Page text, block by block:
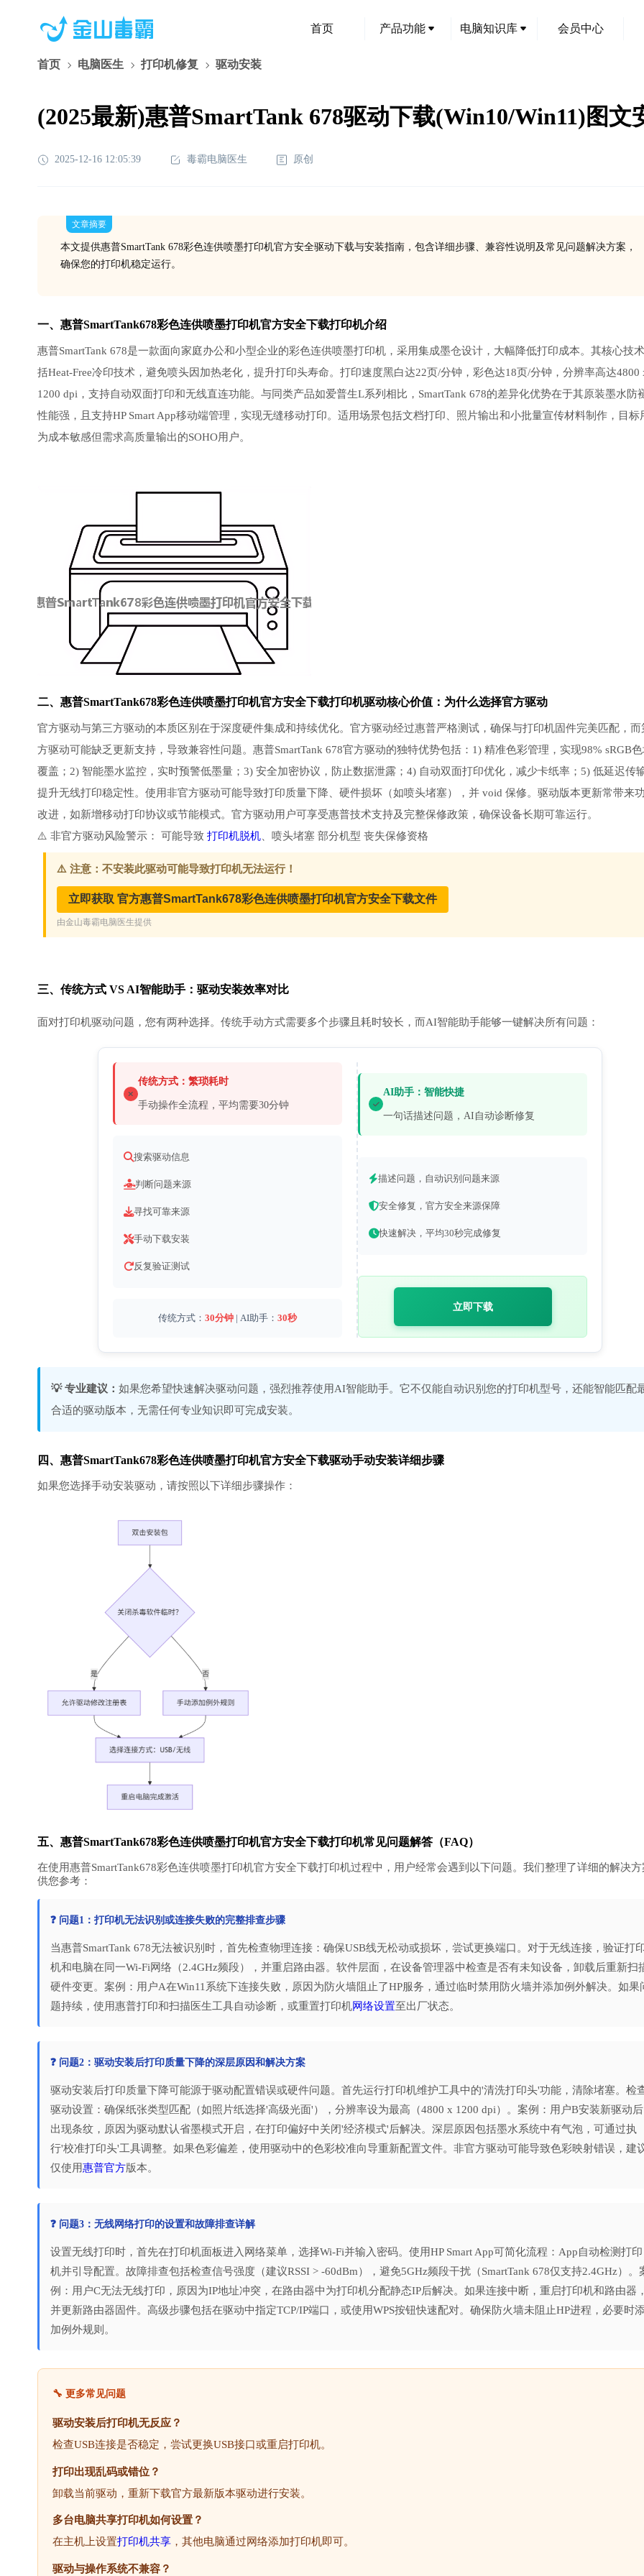
首页 产品功能 电脑知识库 会员中心
首页 电脑医生 打印机修复 驱动安装
(2025最新)惠普SmartTank 678驱动下载(Win10/Win11)图文
2025-12-16 12:05:39 毒霸电脑医生 原创
文章摘要
本文提供惠普SmartTank 678彩色连供喷墨打印机官方安全驱动下载与安装指南，包含详细步骤、兼容性说明及常见问题解决方案，
确保您的打印机稳定运行。
一、惠普SmartTank678彩色连供喷墨打印机官方安全下载打印机介绍
惠普SmartTank 678是一款面向家庭办公和小型企业的彩色连供喷墨打印机，采用集成墨仓设计，大幅降低打印成本。其核心技
括Heat-Free冷印技术，避免喷头因加热老化，提升打印头寿命。打印速度黑白达22页/分钟，彩色达18页/分钟，分辨率高达4800
1200 dpi，支持自动双面打印和无线直连功能。与同类产品如爱普生L系列相比，SmartTank 678的差异化优势在于其原装墨水防
性能强，且支持HP Smart App移动端管理，实现无缝移动打印。适用场景包括文档打印、照片输出和小批量宣传材料制作，目标
为成本敏感但需求高质量输出的SOHO用户。
二、惠普SmartTank678彩色连供喷墨打印机官方安全下载打印机驱动核心价值：为什么选择官方驱动
官方驱动与第三方驱动的本质区别在于深度硬件集成和持续优化。官方驱动经过惠普严格测试，确保与打印机固件完美匹配，而
方驱动可能缺乏更新支持，导致兼容性问题。惠普SmartTank 678官方驱动的独特优势包括：1) 精准色彩管理，实现98% sRGB
覆盖；2) 智能墨水监控，实时预警低墨量；3) 安全加密协议，防止数据泄露；4) 自动双面打印优化，减少卡纸率；5) 低延迟传
提升无线打印稳定性。使用非官方驱动可能导致打印质量下降、硬件损坏（如喷头堵塞），并 void 保修。驱动版本更新常带来
改进，如新增移动打印协议或节能模式。官方驱动用户可享受惠普技术支持及完整保修政策，确保设备长期可靠运行。
⚠️ 非官方驱动风险警示： 可能导致 打印机脱机 、喷头堵塞 部分机型 丧失保修资格
三、传统方式 VS AI智能助手：驱动安装效率对比
面对打印机驱动问题，您有两种选择。传统手动方式需要多个步骤且耗时较长，而AI智能助手能够一键解决所有问题：
传统方式：繁琐耗时
手动操作全流程，平均需要30分钟
搜索驱动信息
判断问题来源
寻找可靠来源
手动下载安装
反复验证测试
传统方式： 30分钟 | AI助手： 30秒
AI助手：智能快捷
一句话描述问题，AI自动诊断修复
描述问题，自动识别问题来源
安全修复，官方安全来源保障
快速解决，平均30秒完成修复
立即下载
💡 专业建议： 如果您希望快速解决驱动问题，强烈推荐使用AI智能助手。它不仅能自动识别您的打印机型号，还能智能匹配
合适的驱动版本，无需任何专业知识即可完成安装。
四、惠普SmartTank678彩色连供喷墨打印机官方安全下载驱动手动安装详细步骤
如果您选择手动安装驱动，请按照以下详细步骤操作：
五、惠普SmartTank678彩色连供喷墨打印机官方安全下载打印机常见问题解答（FAQ）
在使用惠普SmartTank678彩色连供喷墨打印机官方安全下载打印机过程中，用户经常会遇到以下问题。我们整理了详细的解决方
供您参考：
❓ 问题1：打印机无法识别或连接失败的完整排查步骤
当惠普SmartTank 678无法被识别时，首先检查物理连接：确保USB线无松动或损坏，尝试更换端口。对于无线连接，验证打
机和电脑在同一Wi-Fi网络（2.4GHz频段），并重启路由器。软件层面，在设备管理器中检查是否有未知设备，卸载后重新扫
硬件变更。案例：用户A在Win11系统下连接失败，原因为防火墙阻止了HP服务，通过临时禁用防火墙并添加例外解决。如果
题持续，使用惠普打印和扫描医生工具自动诊断，或重置打印机网络设置至出厂状态。
❓ 问题2：驱动安装后打印质量下降的深层原因和解决方案
驱动安装后打印质量下降可能源于驱动配置错误或硬件问题。首先运行打印机维护工具中的'清洗打印头'功能，清除堵塞。检
驱动设置：确保纸张类型匹配（如照片纸选择'高级光面'），分辨率设为最高（4800 x 1200 dpi）。案例：用户B安装新驱动后
出现条纹，原因为驱动默认省墨模式开启，在打印偏好中关闭'经济模式'后解决。深层原因包括墨水系统中有气泡，可通过执
行'校准打印头'工具调整。如果色彩偏差，使用驱动中的色彩校准向导重新配置文件。非官方驱动可能导致色彩映射错误，建
仅使用惠普官方版本。
❓ 问题3：无线网络打印的设置和故障排查详解
设置无线打印时，首先在打印机面板进入网络菜单，选择Wi-Fi并输入密码。使用HP Smart App可简化流程：App自动检测打印
机并引导配置。故障排查包括检查信号强度（建议RSSI > -60dBm），避免5GHz频段干扰（SmartTank 678仅支持2.4GHz）。
例：用户C无法无线打印，原因为IP地址冲突，在路由器中为打印机分配静态IP后解决。如果连接中断，重启打印机和路由器
并更新路由器固件。高级步骤包括在驱动中指定TCP/IP端口，或使用WPS按钮快速配对。确保防火墙未阻止HP进程，必要时
加例外规则。
🔧 更多常见问题
驱动安装后打印机无反应？
检查USB连接是否稳定，尝试更换USB接口或重启打印机。
打印出现乱码或错位？
卸载当前驱动，重新下载官方最新版本驱动进行安装。
多台电脑共享打印机如何设置？
在主机上设置打印机共享 ，其他电脑通过网络添加打印机即可。
驱动与操作系统不兼容？